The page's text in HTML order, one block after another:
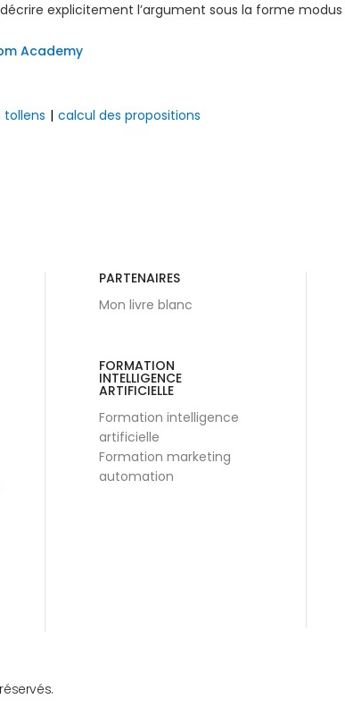
explicitement l’argument sous la forme modus
Academy
| calcul des propositions
PARTENAIRES
Mon livre blanc
FORMATION
INTELLIGENCE
ARTIFICIELLE
Formation intelligence
artificielle
Formation marketing
automation